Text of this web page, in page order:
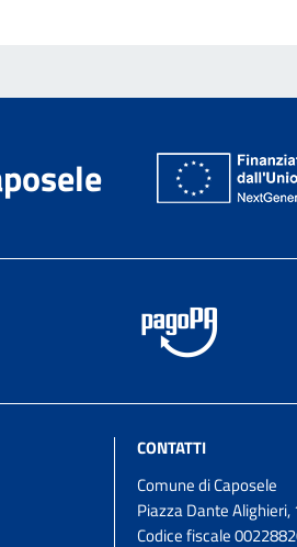
CONTATTI
Comune di Caposele
Piazza Dante Alighieri,
Codice fiscale